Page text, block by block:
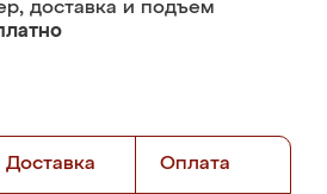
доставка и подъем
Доставка Оплата